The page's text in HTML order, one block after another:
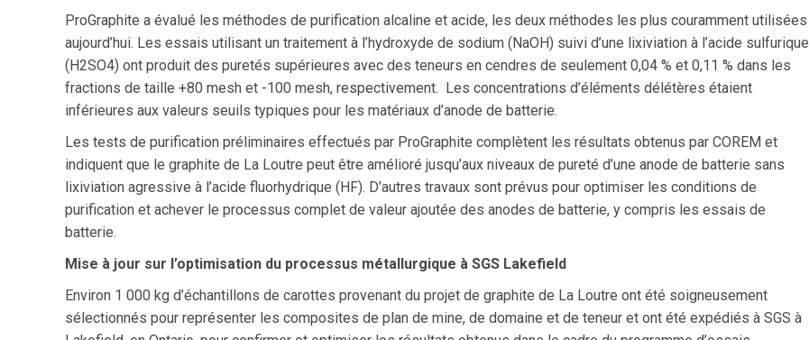
ProGraphite a évalué les méthodes de purification alcaline et acide, les deux méthodes les plus couramment utilisées
aujourd’hui. Les essais utilisant un traitement à l’hydroxyde de sodium (NaOH) suivi d’une lixiviation à l’acide sulfurique
(H2SO4) ont produit des puretés supérieures avec des teneurs en cendres de seulement 0,04 % et 0,11 % dans les
fractions de taille +80 mesh et -100 mesh, respectivement. Les concentrations d’éléments délétères étaient
inférieures aux valeurs seuils typiques pour les matériaux d’anode de batterie.
Les tests de purification préliminaires effectués par ProGraphite complètent les résultats obtenus par COREM et
indiquent que le graphite de La Loutre peut être amélioré jusqu’aux niveaux de pureté d’une anode de batterie sans
lixiviation agressive à l’acide fluorhydrique (HF). D’autres travaux sont prévus pour optimiser les conditions de
purification et achever le processus complet de valeur ajoutée des anodes de batterie, y compris les essais de
batterie.
Mise à jour sur l’optimisation du processus métallurgique à SGS Lakefield
Environ 1 000 kg d’échantillons de carottes provenant du projet de graphite de La Loutre ont été soigneusement
sélectionnés pour représenter les composites de plan de mine, de domaine et de teneur et ont été expédiés à SGS à